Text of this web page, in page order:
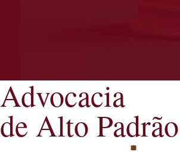
Advocacia
de Alto Padrão